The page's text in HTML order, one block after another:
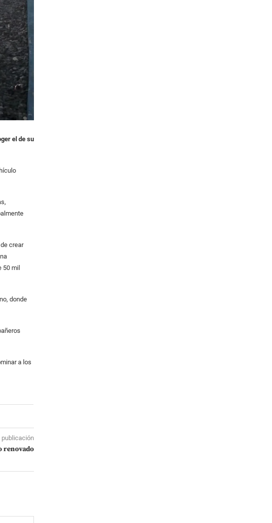
el de su
crear
50 mil
donde
a los
publicación
renovado